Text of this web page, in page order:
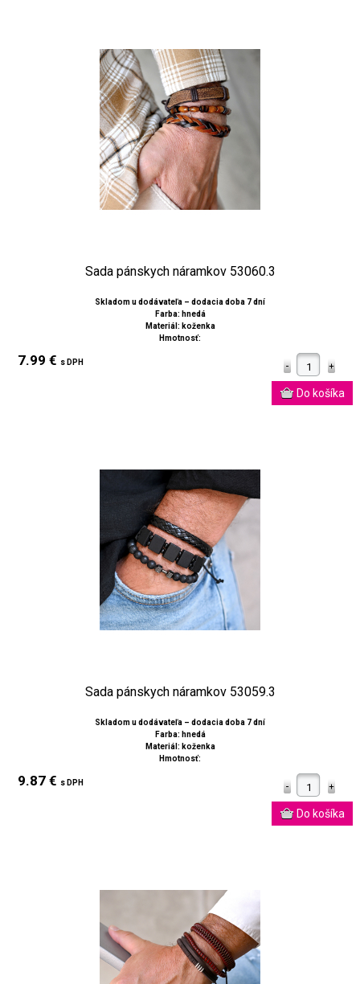
Sada pánskych náramkov 53060.3
Skladom u dodávateľa – dodacia doba 7 dní
Farba: hnedá
Materiál: koženka
Hmotnosť:
7.99 € s DPH
Sada pánskych náramkov 53059.3
Skladom u dodávateľa – dodacia doba 7 dní
Farba: hnedá
Materiál: koženka
Hmotnosť:
9.87 € s DPH